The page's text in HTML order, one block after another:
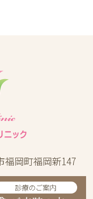
福岡町福岡新147
診療のご案内